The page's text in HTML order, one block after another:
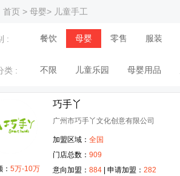
首页 > 母婴> 儿童手工
: 餐饮 母婴 零售 服装
类 : 不限 儿童乐园 母婴用品
5万-10万
巧手丫
广州市巧手丫文化创意有限公司
加盟区域： 全国
门店总数： 909
意向加盟： 884 | 申请加盟： 282